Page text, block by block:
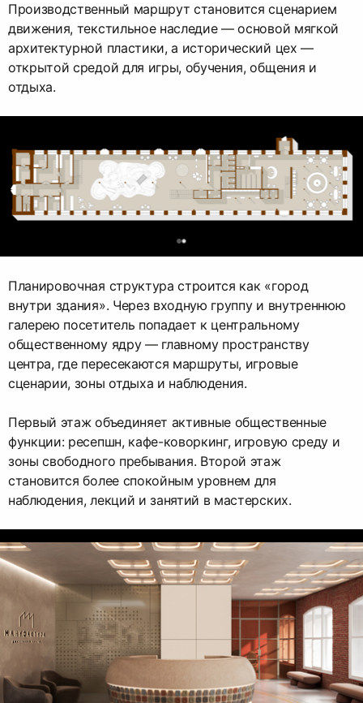
Производственный маршрут становится сценарием
движения, текстильное наследие — основой мягкой
архитектурной пластики, а исторический цех —
открытой средой для игры, обучения, общения и
отдыха.
Планировочная структура строится как «город
внутри здания». Через входную группу и внутреннюю
галерею посетитель попадает к центральному
общественному ядру — главному пространству
центра, где пересекаются маршруты, игровые
сценарии, зоны отдыха и наблюдения.
Первый этаж объединяет активные общественные
функции: ресепшн, кафе-коворкинг, игровую среду и
зоны свободного пребывания. Второй этаж
становится более спокойным уровнем для
наблюдения, лекций и занятий в мастерских.